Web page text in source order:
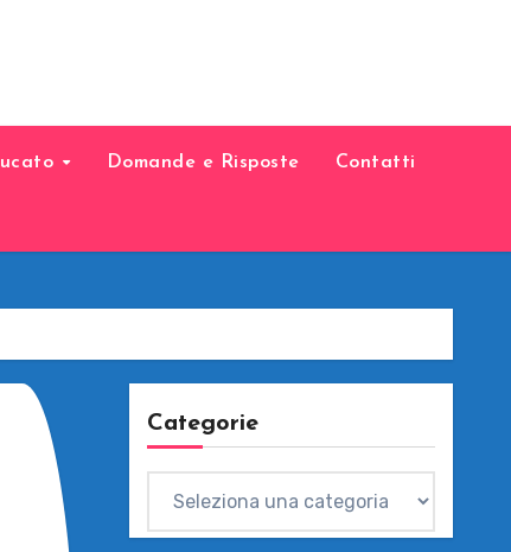
Domande e Risposte Contatti
Categorie